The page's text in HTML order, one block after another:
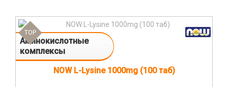
Аминокислотные
комплексы
TOP
NOW L-Lysine 1000mg (100 таб)